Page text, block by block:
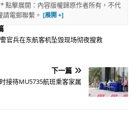
點擊展開：內容版權歸原作者所有，不代
電郵聯繫。
官兵在东航客机坠毁现场彻夜搜救
下一篇
接待MU5735航班乘客家属